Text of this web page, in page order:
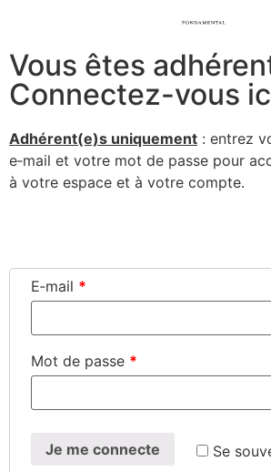
Vous êtes
Connectez-vous
Adhérent(e)s uni­que­ment : entrez
e‑mail et votre mot de passe pour
à votre espace et à votre compte.
E‑mail *
Mot de passe *
Se
Je me connecte